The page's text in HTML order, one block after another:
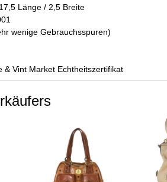
Länge / 2,5 Breite
wenige Gebrauchsspuren)
& Vint Market Echtheitszertifikat